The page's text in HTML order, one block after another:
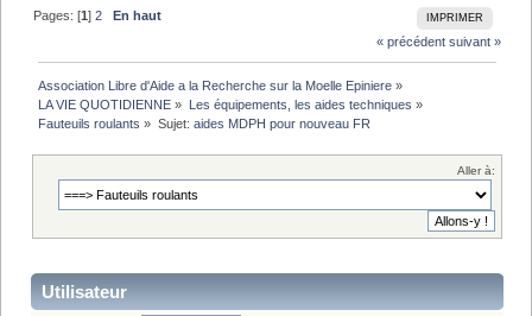
IMPRIMER
Pages: [1]2
En haut
« précédent suivant »
Association Libre d'Aide a la Recherche sur la Moelle Epiniere »
LA VIE QUOTIDIENNE » Les équipements, les aides techniques »
Fauteuils roulants » Sujet: aides MDPH pour nouveau FR
Aller à:
Utilisateur